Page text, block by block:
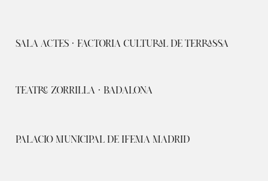
SALA ACTES · FACTORIA CULTURAL DE TERRASSA
TEATRE ZORRILLA · BADALONA
PALACIO MUNICIPAL DE IFEMA MADRID